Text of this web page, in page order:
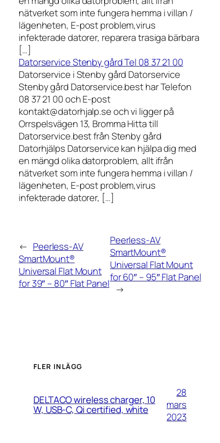
nätverket som inte fungera hemma i villan /
lägenheten, E-post problem,virus
infekterade datorer, reparera trasiga bärbara
[…]
Datorservice Stenby gård Tel 08 37 21 00
Datorservice i Stenby gård Datorservice
Stenby gård Datorservice.best har Telefon
08 37 21 00 och E-post
kontakt@datorhjalp.se och vi ligger på
Orrspelsvägen 13, Bromma Hitta till
Datorservice.best från Stenby gård
Datorhjälps Datorservice kan hjälpa dig med
en mängd olika datorproblem, allt ifrån
nätverket som inte fungera hemma i villan /
lägenheten, E-post problem,virus
infekterade datorer, […]
← Peerless-AV
SmartMount®
Universal Flat Mount
for 39″ – 80″ Flat Panel
Peerless-AV
SmartMount®
Universal Flat Mount
for 60″ – 95″ Flat Panel
→
FLER INLÄGG
DELTACO wireless charger, 10
W, USB-C, Qi certified, white
28
mars
2023